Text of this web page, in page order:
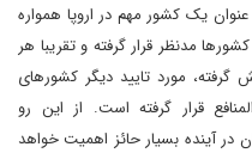
یک کشور مهم در اروپا همواره
مدنظر قرار گرفته و تقریبا هر
گرفته، مورد تایید دیگر کشورهای
قرار گرفته است. از این رو
در آینده بسیار حائز اهمیت خواهد